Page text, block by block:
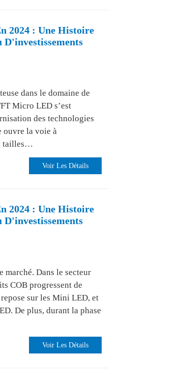
2024 : Une Histoire
D'investissements
dans le domaine de
Micro LED s’est
des technologies
ouvre la voie à
tailles…
Voir Les Détails
2024 : Une Histoire
D'investissements
marché. Dans le secteur
COB progressent de
sur les Mini LED, et
De plus, durant la phase
Voir Les Détails